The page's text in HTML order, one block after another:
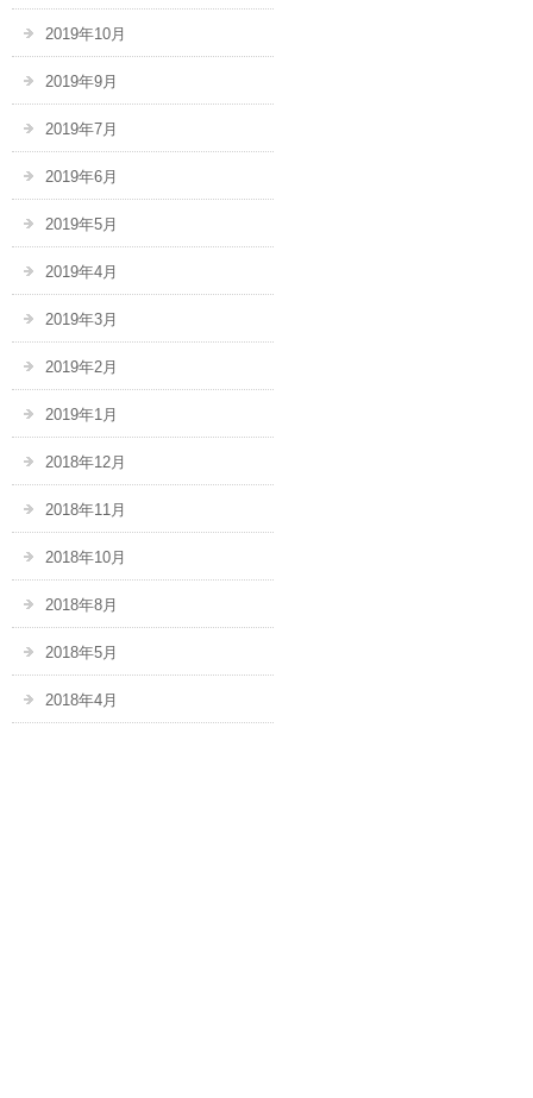
2019年10月
2019年9月
2019年7月
2019年6月
2019年5月
2019年4月
2019年3月
2019年2月
2019年1月
2018年12月
2018年11月
2018年10月
2018年8月
2018年5月
2018年4月